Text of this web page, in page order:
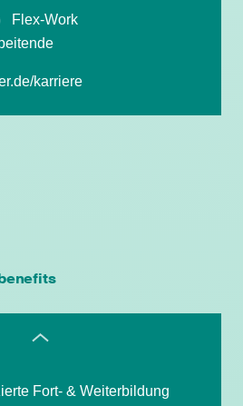
Flex-Work
karriere
Mandantenbeziehung
Mitarbeiterrabatte
Kernzeitenzwang
Fort- & Weiterbildung
Gehalt, transparent und